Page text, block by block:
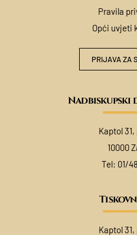
Pravila
Opći uvjeti
PRIJAVA ZA
Kaptol
10000
Tel: 01/
Kaptol